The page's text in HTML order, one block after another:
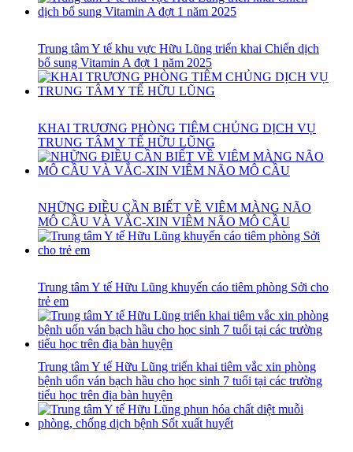
Trung tâm Y tế khu vực Hữu Lũng triển khai Chiến dịch
bổ sung Vitamin A đợt 1 năm 2025
KHAI TRƯƠNG PHÒNG TIÊM CHỦNG DỊCH VỤ
TRUNG TÂM Y TẾ HỮU LŨNG
NHỮNG ĐIỀU CẦN BIẾT VỀ VIÊM MÀNG NÃO
MÔ CẦU VÀ VẮC-XIN VIÊM NÃO MÔ CẦU
Trung tâm Y tế Hữu Lũng khuyến cáo tiêm phòng Sởi cho
trẻ em
Trung tâm Y tế Hữu Lũng triển khai tiêm vắc xin phòng
bệnh uốn ván bạch hầu cho học sinh 7 tuổi tại các trường
tiểu học trên địa bàn huyện